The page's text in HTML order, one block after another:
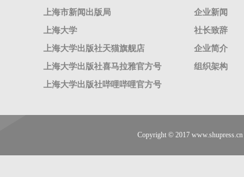
上海市新闻出版局
上海大学
上海大学出版社天猫旗舰店
上海大学出版社喜马拉雅官方号
上海大学出版社哔哩哔哩官方号
企业新闻
社长致辞
企业简介
组织架构
Copyright © 2017 www.shupress.cn